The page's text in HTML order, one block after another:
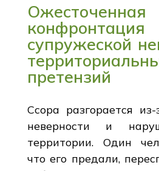
Ожесточенная
супружеской
претензий
Ссора разгорается
неверности и
территории. Один
что его предали,